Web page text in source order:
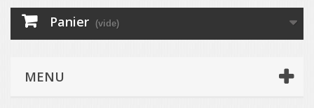
Panier (vide)
MENU